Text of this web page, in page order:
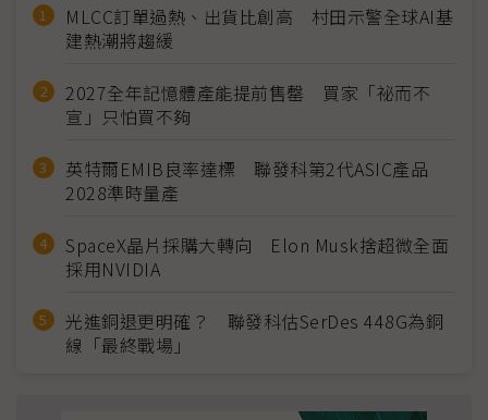
MLCC訂單過熱、出貨比創高 村田示警全球AI基
建熱潮將趨緩
2027全年記憶體產能提前售罄 買家「祕而不
宣」只怕買不夠
英特爾EMIB良率達標 聯發科第2代ASIC產品
2028準時量產
SpaceX晶片採購大轉向 Elon Musk捨超微全面
採用NVIDIA
光進銅退更明確？ 聯發科估SerDes 448G為銅
線「最終戰場」